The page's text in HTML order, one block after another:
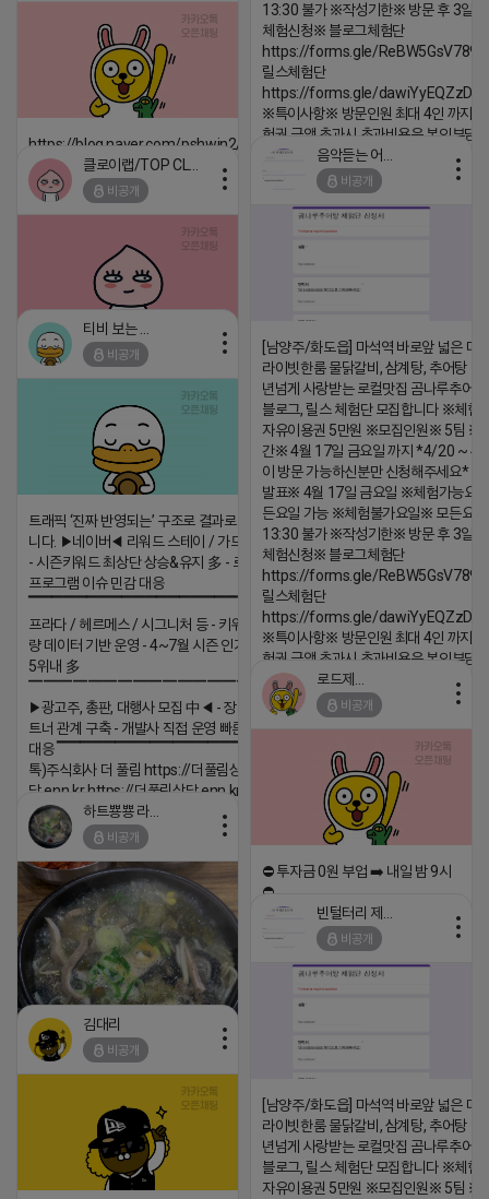
13:30 불가 ※작성기한※ 방문 후 3일
체험신청※ 블로그체험단
https://forms.gle/
릴스체험단
https://forms.gle/
※특이사항※ 방문인원 최대 4인 까지
험권 금액 초과시 초과비용은 본인부담
2026-04-18 17:13
https://blog.naver.com/pshwin2/224023970047
2026-04-18 17:12
비공개
[남양주/화도읍] 마석역 바로앞 넓은 매
라이빗한룸 물닭갈비, 삼계탕, 추어탕 맛
년넘게 사랑받는 로컬맛집 곰나루추어
블로그, 릴스 체험단 모집합니다 ※체험
자유이용권 5만원 ※모집인원※ 5팀 ※
간※ 4월 17일 금요일 까지 *4/20 ~ 4/
이 방문 가능하신분만 신청해주세요* ※
발표※ 4월 17일 금요일 ※체험가능요
든요일 가능 ※체험불가요일※ 모든요
13:30 불가 ※작성기한※ 방문 후 3일
체험신청※ 블로그체험단
https://forms.gle/
릴스체험단
https://forms.gle/
※특이사항※ 방문인원 최대 4인 까지
험권 금액 초과시 초과비용은 본인부담
2026-04-18 17:12
비공개
2026-04-18 17:05
비공개
트래픽 ‘진짜 반영되는’ 구조로 결과로 보여드립
니다. ▶네이버◀ 리워드 스테이 / 가드 / 자몽 등
- 시즌키워드 최상단 상승&유지 多 - 로직변화,
프로그램 이슈 민감 대응
▔▔▔▔▔▔▔▔▔▔▔▔▔▔▔▔▔▔ ▶쿠팡◀
프라다 / 헤르메스 / 시그니처 등 - 키워드 검색
량 데이터 기반 운영 - 4~7월 시즌 인기 키워드
5위내 多
▔▔▔▔▔▔▔▔▔▔▔▔▔▔▔▔▔▔
▶광고주, 총판, 대행사 모집 中◀ - 장기 협업 파
트너 관계 구축 - 개발사 직접 운영 빠른 피드백
대응 ▔▔▔▔▔▔▔▔▔▔▔▔▔▔▔▔▔▔ (카
톡)주식회사 더 풀림 https://더풀림상
담.enn.kr https://더풀림상담.enn.kr
2026-04-18 17:26
비공개
⛔️ 투자금 0원 부업 ➡️ 내일 밤 9시
⛔️
2026-04-18 17:23
하트뿅뿅 라이언
비공개
https://m.blog.naver.com/wlgus1647/224253846149
2026-04-18 17:23
비공개
[남양주/화도읍] 마석역 바로앞 넓은 매
라이빗한룸 물닭갈비, 삼계탕, 추어탕 맛
년넘게 사랑받는 로컬맛집 곰나루추어
블로그, 릴스 체험단 모집합니다 ※체험
자유이용권 5만원 ※모집인원※ 5팀 ※
김대리
비공개